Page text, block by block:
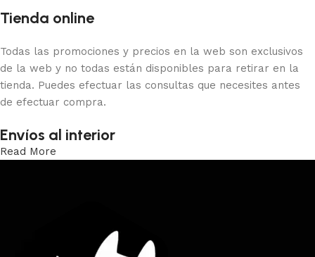
Tienda online
Todas las promociones y precios en la web son exclusivos
de la web y no todas están disponibles para retirar en la
tienda. Puedes efectuar las consultas que necesites antes
de efectuar compra.
Envíos al interior
Read More